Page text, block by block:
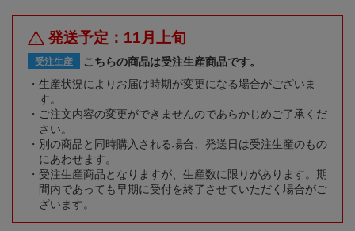
発送予定：11月上旬
受注生産
こちらの商品は受注生産商品です。
生産状況によりお届け時期が変更になる場合がございま
す。
ご注文内容の変更ができませんのであらかじめご了承くだ
さい。
別の商品と同時購入される場合、発送日は受注生産のもの
にあわせます。
受注生産商品となりますが、生産数に限りがあります。期
間内であっても早期に受付を終了させていただく場合がご
ざいます。